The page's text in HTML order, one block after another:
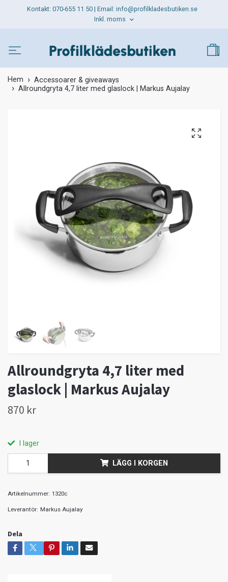
Kontakt: 070-655 11 50 | Email: info@profilkladesbutiken.se
Inkl. moms
Hem
Accessoarer & giveaways
Allroundgryta 4,7 liter med glaslock | Markus Aujalay
Allroundgryta 4,7 liter med
glaslock | Markus Aujalay
870 kr
I lager
LÄGG I KORGEN
Artikelnummer: 1320c
Leverantör: Markus Aujalay
Dela